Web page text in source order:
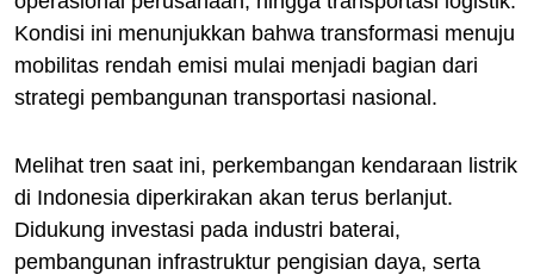
Kondisi ini menunjukkan bahwa transformasi menuju
mobilitas rendah emisi mulai menjadi bagian dari
strategi pembangunan transportasi nasional.
Melihat tren saat ini, perkembangan kendaraan listrik
di Indonesia diperkirakan akan terus berlanjut.
Didukung investasi pada industri baterai,
pembangunan infrastruktur pengisian daya, serta